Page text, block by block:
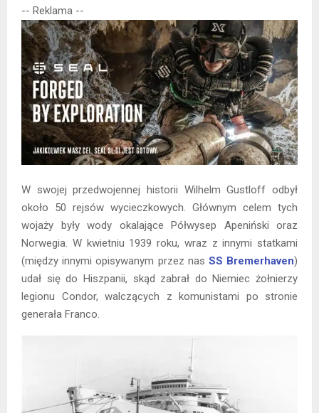
-- Reklama --
W swojej przedwojennej historii Wilhelm Gustloff odbył
około 50 rejsów wycieczkowych. Głównym celem tych
wojaży były wody okalające Półwysep Apeniński oraz
Norwegia. W kwietniu 1939 roku, wraz z innymi statkami
(między innymi opisywanym przez nas SS Bremerhaven)
udał się do Hiszpanii, skąd zabrał do Niemiec żołnierzy
legionu Condor, walczących z komunistami po stronie
generała Franco.